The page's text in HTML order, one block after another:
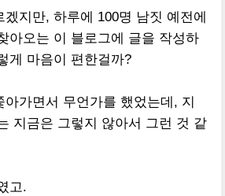
지만, 하루에 100명 남짓 예전에
아오는 이 블로그에 글을 작성하
게 마음이 편한걸까?
가면서 무언가를 했었는데, 지
지금은 그렇지 않아서 그런 것 같
고.